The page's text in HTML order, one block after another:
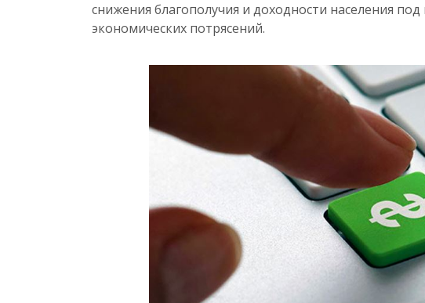
снижения благополучия и доходности населения
экономических потрясений.